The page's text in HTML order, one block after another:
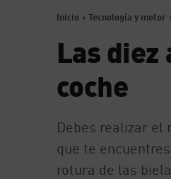
Inicio > Tecnología y motor
Las
coche
Debes realizar el
que te
rotura de las